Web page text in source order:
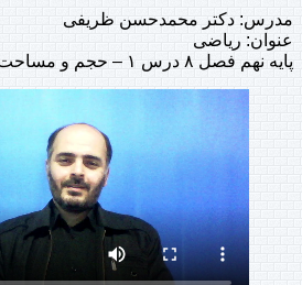
مدرس: دکتر محمدحسن ظریفی
عنوان: ریاضی
پایه نهم فصل ۸ درس ۱ – حجم و مساحت کره (حل تمرین)